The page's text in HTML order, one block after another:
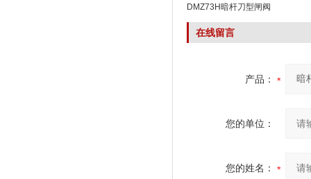
DMZ73H暗杆刀型闸阀
在线留言
产品：
您的单位：
您的姓名：